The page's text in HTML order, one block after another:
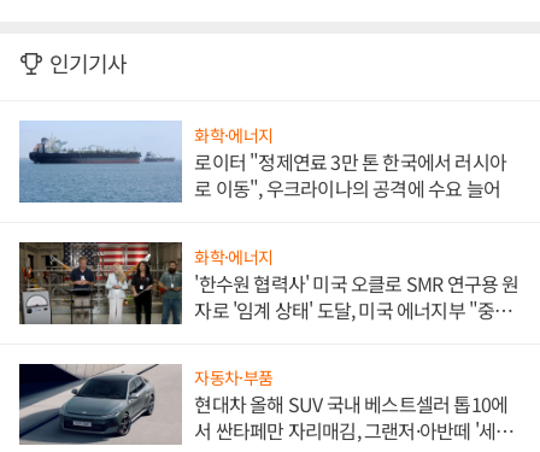
인기기사
화학·에너지
로이터 "정제연료 3만 톤 한국에서 러시아
로 이동", 우크라이나의 공격에 수요 늘어
화학·에너지
'한수원 협력사' 미국 오클로 SMR 연구용 원
자로 '임계 상태' 도달, 미국 에너지부 "중요
자동차·부품
현대차 올해 SUV 국내 베스트셀러 톱10에
서 싼타페만 자리매김, 그랜저·아반떼 '세단